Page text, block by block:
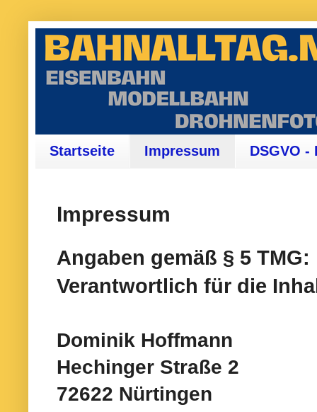
Startseite Impressum DSGVO
Impressum
Angaben gemäß § 5 TMG:
Verantwortlich für die
Dominik Hoffmann
Hechinger Straße 2
72622 Nürtingen